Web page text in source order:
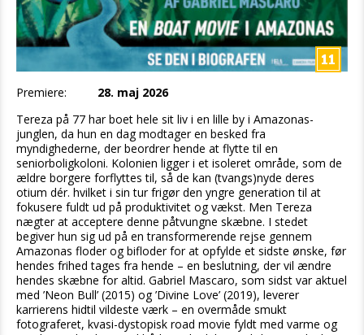
Premiere:
28. maj 2026
Tereza på 77 har boet hele sit liv i en lille by i Amazonas-
junglen, da hun en dag modtager en besked fra
myndighederne, der beordrer hende at flytte til en
seniorboligkoloni. Kolonien ligger i et isoleret område, som de
ældre borgere forflyttes til, så de kan (tvangs)nyde deres
otium dér. hvilket i sin tur frigør den yngre generation til at
fokusere fuldt ud på produktivitet og vækst. Men Tereza
nægter at acceptere denne påtvungne skæbne. I stedet
begiver hun sig ud på en transformerende rejse gennem
Amazonas floder og bifloder for at opfylde et sidste ønske, før
hendes frihed tages fra hende – en beslutning, der vil ændre
hendes skæbne for altid. Gabriel Mascaro, som sidst var aktuel
med ’Neon Bull’ (2015) og ’Divine Love’ (2019), leverer
karrierens hidtil vildeste værk – en overmåde smukt
fotograferet, kvasi-dystopisk road movie fyldt med varme og